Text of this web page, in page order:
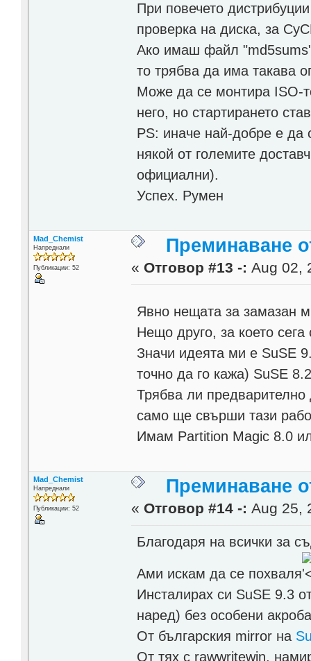
При повечето
проверка на диска, за
Ако имаш файл
то трябва да има такава
Може да се монтира ISO-
него, но стартирането
PS: иначе най-добре е да
някой от големите
официални).
Успех. Румен
Mad_Chemist
Напреднали
Публикации: 52
Преминаване
« Отговор #13 -: Aug 02,
Явно нещата за замазан
Нещо друго, за което
Значи идеята ми е SuSE
точно да го кажа) SuSE
Трябва ли
само ще свърши тази
Имам Partition Magic 8.0
Mad_Chemist
Напреднали
Публикации: 52
Преминаване
« Отговор #14 -: Aug 25,
Благодаря на всички за
Ами искам да се похваля
Инсталирах си SuSE 9.3
наред) без особени
От българския mirror на
От тях с rawwritewin,